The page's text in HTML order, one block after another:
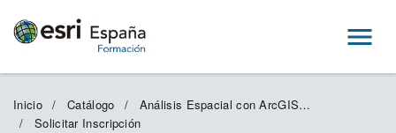
Menú
Inicio Catálogo
Análisis Espacial con ArcGIS Pro
Solicitar Inscripción